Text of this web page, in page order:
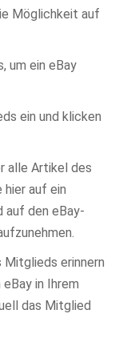
Möglichkeit auf
um ein eBay
ein und klicken
alle Artikel des
auf ein
auf den eBay-
Mitglieds erinnern
in Ihrem
das Mitglied